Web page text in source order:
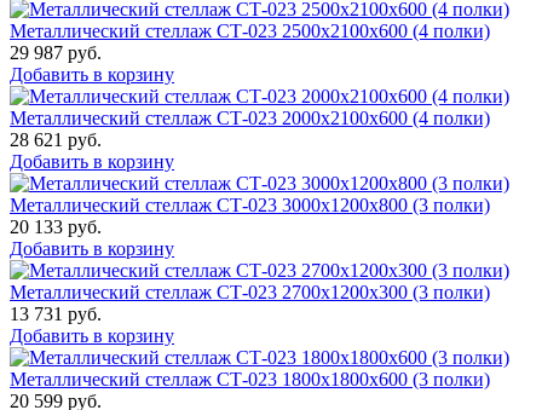
Металлический стеллаж СТ-023 2500x2100x600 (4 полки)
29 987 руб.
Добавить в корзину
Металлический стеллаж СТ-023 2000x2100x600 (4 полки)
28 621 руб.
Добавить в корзину
Металлический стеллаж СТ-023 3000x1200x800 (3 полки)
20 133 руб.
Добавить в корзину
Металлический стеллаж СТ-023 2700x1200x300 (3 полки)
13 731 руб.
Добавить в корзину
Металлический стеллаж СТ-023 1800x1800x600 (3 полки)
20 599 руб.